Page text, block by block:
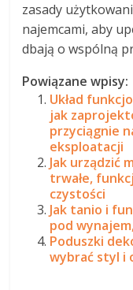
zasady
najemcami, aby
dbają o wspólną
Powiązane wpisy:
Układ
jak
przyciągnie
eksploatacji
Jak urządzić
trwałe,
czystości
Jak tanio i
pod
Poduszki
wybrać styl i